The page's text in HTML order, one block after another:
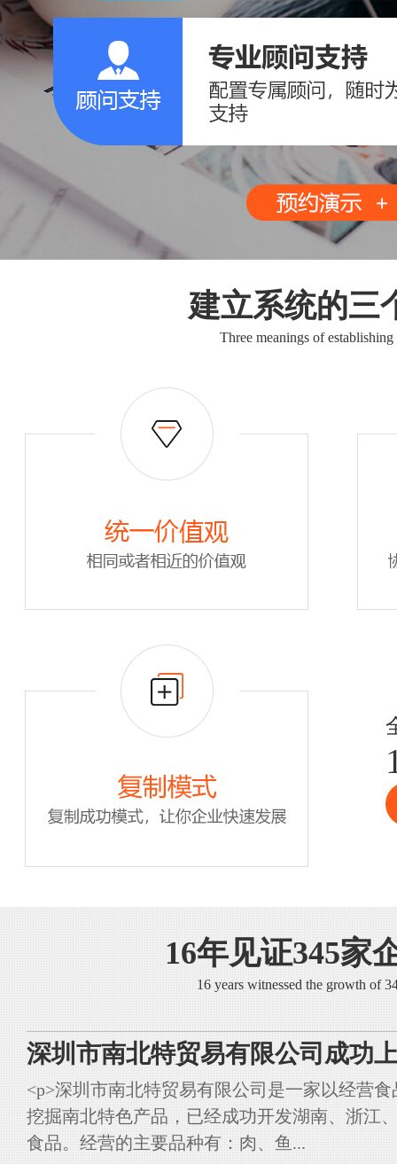
建立系统的三
Three meanings of establishing
16年见证345家
16 years witnessed the growth of
深圳市南北特贸易有限公司成功
<p>深圳市南北特贸易有限公司是一家以经营
挖掘南北特色产品，已经成功开发湖南、浙江
食品。经营的主要品种有：肉、鱼...